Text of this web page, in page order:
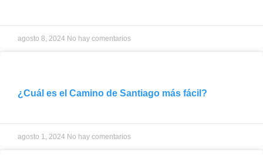
agosto 8, 2024 No hay comentarios
¿Cuál es el Camino de Santiago más fácil?
agosto 1, 2024 No hay comentarios